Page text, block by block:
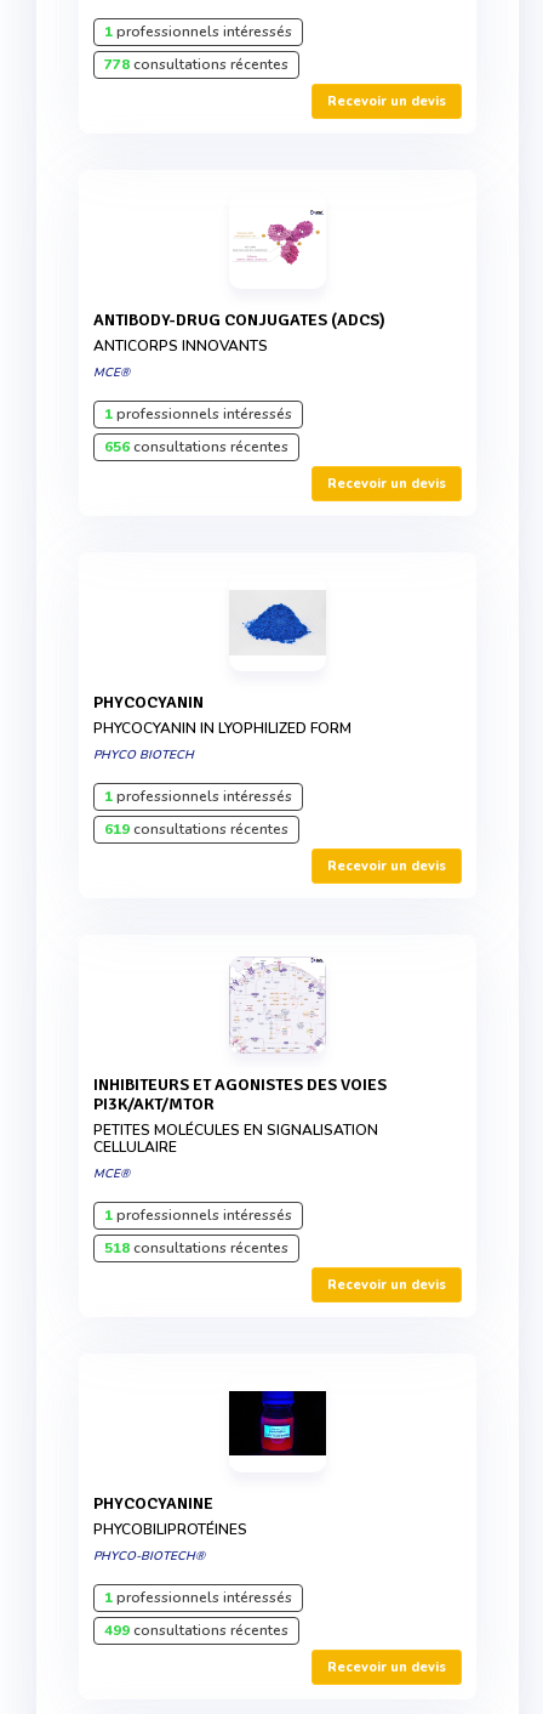
1professionnels intéressés
778consultations récentes
Recevoir un devis
ANTIBODY-DRUG CONJUGATES (ADCS)
ANTICORPS INNOVANTS
MCE®
1professionnels intéressés
656consultations récentes
Recevoir un devis
PHYCOCYANIN
PHYCOCYANIN IN LYOPHILIZED FORM
PHYCO BIOTECH
1professionnels intéressés
619consultations récentes
Recevoir un devis
INHIBITEURS ET AGONISTES DES VOIES
PI3K/AKT/MTOR
PETITES MOLÉCULES EN SIGNALISATION
CELLULAIRE
MCE®
1professionnels intéressés
518consultations récentes
Recevoir un devis
PHYCOCYANINE
PHYCOBILIPROTÉINES
PHYCO-BIOTECH®
1professionnels intéressés
499consultations récentes
Recevoir un devis